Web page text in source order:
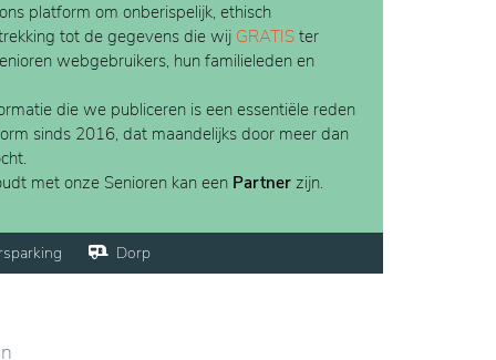
platform om onberispelijk, ethisch
tot de gegevens die wij GRATIS ter
webgebruikers, hun familieleden en
die we publiceren is een essentiële reden
sinds 2016, dat maandelijks door meer dan
met onze Senioren kan een Partner zijn.
Dorp